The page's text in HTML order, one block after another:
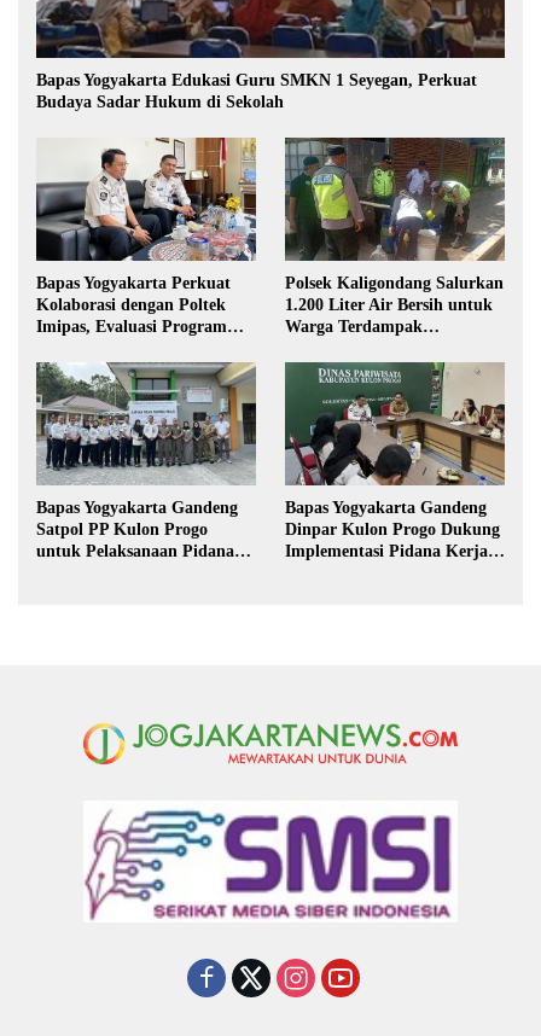
Bapas Yogyakarta Edukasi Guru SMKN 1 Seyegan, Perkuat
Budaya Sadar Hukum di Sekolah
Bapas Yogyakarta Perkuat
Kolaborasi dengan Poltek
Imipas, Evaluasi Program
Polsek Kaligondang Salurkan
1.200 Liter Air Bersih untuk
Warga Terdampak
Bapas Yogyakarta Gandeng
Satpol PP Kulon Progo
untuk Pelaksanaan Pidana
Bapas Yogyakarta Gandeng
Dinpar Kulon Progo Dukung
Implementasi Pidana Kerja